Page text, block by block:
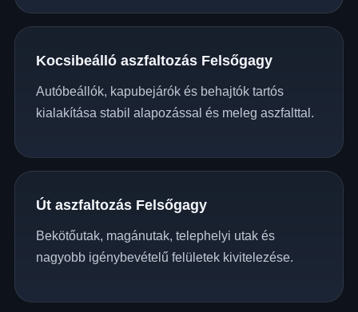
Kocsibeálló aszfaltozás Felsőgagy
Autóbeállók, kapubejárók és behajtók tartós
kialakítása stabil alapozással és meleg aszfalttal.
Út aszfaltozás Felsőgagy
Bekötőutak, magánutak, telephelyi utak és
nagyobb igénybevételű felületek kivitelezése.